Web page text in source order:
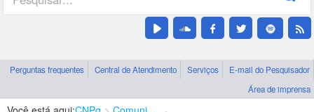
Perguntas frequentes Central de Atendimento Serviços
E-mail do Pesquisador
Área de imprensa